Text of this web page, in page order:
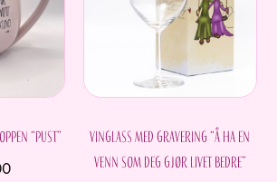
“Pust”
Vinglass med gravering “Å ha en
venn som deg gjør livet bedre”